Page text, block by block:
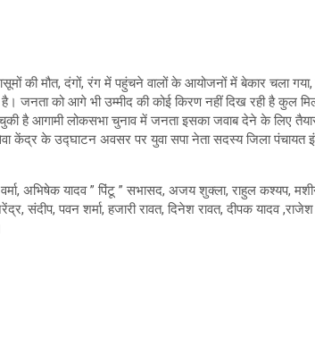
की मौत, दंगों, रंग में पहुंचने वालों के आयोजनों में बेकार चला
जनता को आगे भी उम्मीद की कोई किरण नहीं दिख रही है कुल
है आगामी लोकसभा चुनाव में जनता इसका जवाब देने के लिए
केंद्र के उद्घाटन अवसर पर युवा सपा नेता सदस्य जिला पंचायत
अभिषेक यादव ” पिंटू ” सभासद, अजय शुक्ला, राहुल कश्यप,
संदीप, पवन शर्मा, हजारी रावत, दिनेश रावत, दीपक यादव